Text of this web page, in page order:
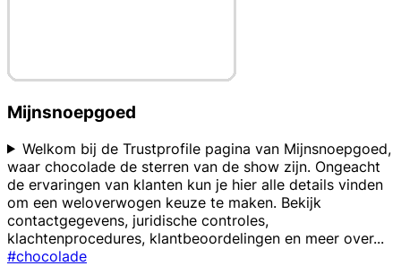
Mijnsnoepgoed
Welkom bij de Trustprofile pagina van Mijnsnoepgoed,
waar chocolade de sterren van de show zijn. Ongeacht
de ervaringen van klanten kun je hier alle details vinden
om een weloverwogen keuze te maken. Bekijk
contactgegevens, juridische controles,
klachtenprocedures, klantbeoordelingen en meer over...
#chocolade